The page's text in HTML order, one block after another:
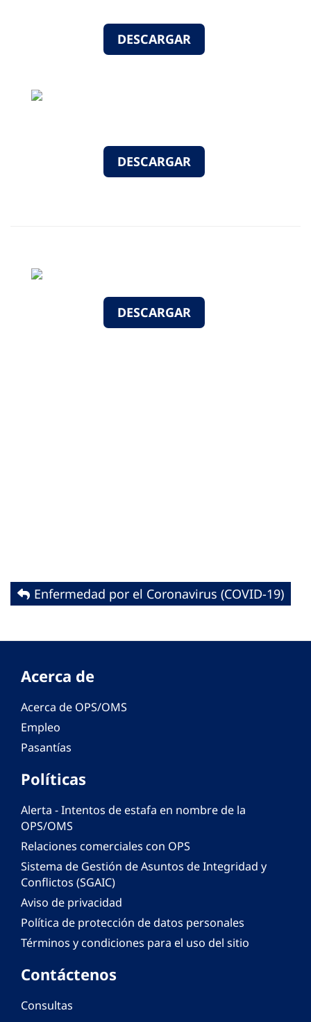
DESCARGAR
DESCARGAR
DESCARGAR
Enfermedad por el Coronavirus ‎‎(COVID-19)‎
Acerca de
Acerca de OPS/OMS
Empleo
Pasantías
Políticas
Alerta - Intentos de estafa en nombre de la
OPS/OMS
Relaciones comerciales con OPS
Sistema de Gestión de Asuntos de Integridad y
Conflictos (SGAIC)
Aviso de privacidad
Política de protección de datos personales
Términos y condiciones para el uso del sitio
Contáctenos
Consultas